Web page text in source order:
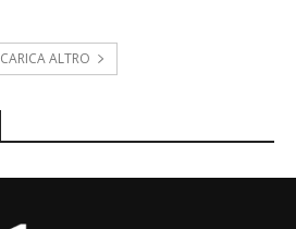
CARICA ALTRO